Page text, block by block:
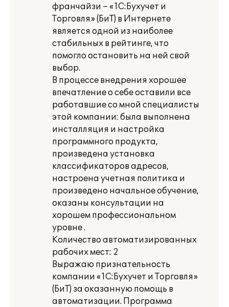
франчайзи – «1С:Бухучет и
Торговля» (БиТ) в Интернете
является одной из наиболее
стабильных в рейтинге, что
помогло остановить на ней свой
выбор.
В процессе внедрения хорошее
впечатление о себе оставили все
работавшие со мной специалисты
этой компании: была выполнена
инсталляция и настройка
программного продукта,
произведена установка
классификаторов адресов,
настроена учетная политика и
произведено начальное обучение,
оказаны консультации на
хорошем профессиональном
уровне .
Количество автоматизированных
рабочих мест: 2
Выражаю признательность
компании «1С:Бухучет и Торговля»
(БиТ) за оказанную помощь в
автоматизации. Программа